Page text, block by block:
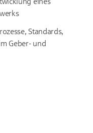
Standards,
Geber- und